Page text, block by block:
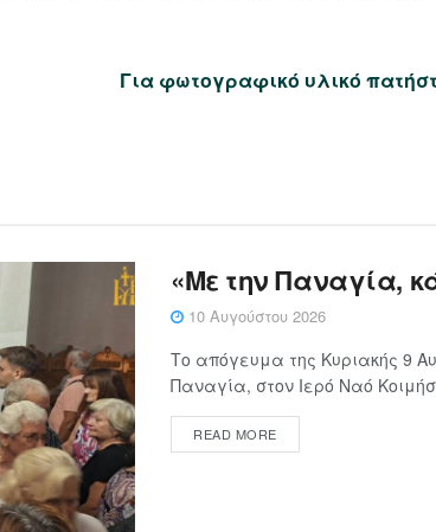
Για φωτογραφικό υλικό
«Με την Παναγία,
10 Αυγούστου 2026
Το απόγευμα της Κυριακής 9
Παναγία, στον Ιερό Ναό
READ MORE